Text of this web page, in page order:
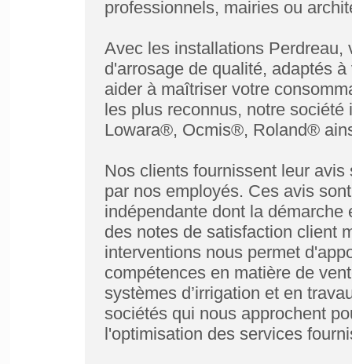
professionnels, mairies ou
Avec les installations Perdreau,
d'arrosage de qualité, adaptés
aider à maîtriser votre
les plus reconnus, notre
Lowara®, Ocmis®, Roland®
Nos clients fournissent leur
par nos employés. Ces avis
indépendante dont la
des notes de satisfaction client
interventions nous permet
compétences en matière de
systèmes d’irrigation et en
sociétés qui nous approchent
l'optimisation des services